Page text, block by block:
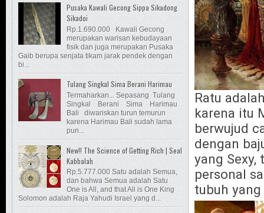
Ratu
karena itu
berwujud
dengan
yang
personal
tubuh
Pusaka Kawali Gecong Sippa Sikadong
Sikadoi
Rp.1.690.000 Kawali Gecong
merupakan warisan kebudayaan
fisik dan juga merupakan Pusaka
Gaib berupa senjata tikam jarak pendek dengan
bi...
Tulang Singkal Sima Berani Harimau
Termaharkan... Sepasang Tulang
Singkal Berani Sima Harimau
Bali diwariskan turun temurun
karena Harimau Bali sudah lama
pun...
New!! The Science of Getting Rich | Seal
Kabbalah
Rp.5.777.000 Satu adalah Semua,
dan bahwa Semua adalah Satu
One is All, and that All is One King
Solomon adalah Raja Yahudi Israel yang d...